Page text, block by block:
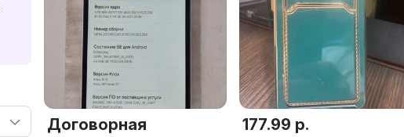
Договорная 177.99 р.